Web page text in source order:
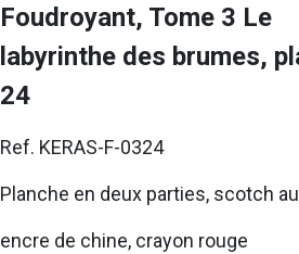
Foudroyant, Tome 3 Le
labyrinthe des brumes,
24
Ref. KERAS-F-0324
Planche en deux parties, scotch
encre de chine, crayon rouge